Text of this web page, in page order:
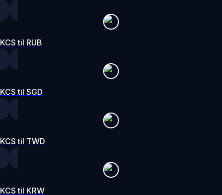
KCS til RUB
KCS til SGD
KCS til TWD
KCS til KRW